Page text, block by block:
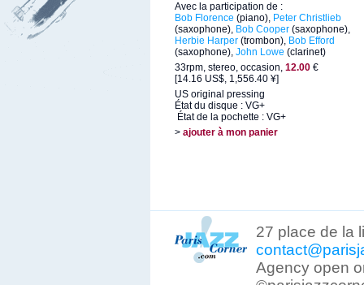
Avec la participation de :
Bob Florence (piano), Peter Christlieb
(saxophone), Bob Cooper (saxophone),
Herbie Harper (trombon), Bob Efford
(saxophone), John Lowe (clarinet)
33rpm, stereo, occasion, 12.00 €
[14.16 US$, 1,556.40 ¥]
US original pressing
État du disque : VG+
État de la pochette : VG+
> ajouter à mon panier
27 place de la
Agency open